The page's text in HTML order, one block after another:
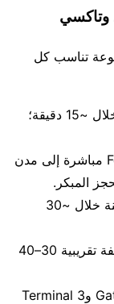
وتاكسي
تناسب كل
: يصل Frankfurt Hbf خلال ~15 دقيقة؛
: انطلق من محطة Fernbahnhof مباشرة إلى مدن
: تصل وسط المدينة خلال ~30
: 20–35 دقيقة حسب الازدحام بتكلفة تقريبية 30–40
: تربط Gateway Gardens وTerminal 3